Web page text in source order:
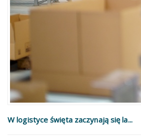
W logistyce święta zaczynają się la...